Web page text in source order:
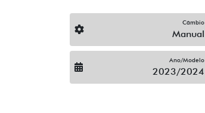
Câmbio
Manual
Ano/Modelo
2023/2024